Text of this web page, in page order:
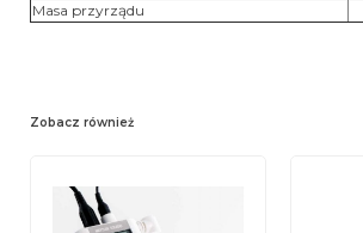
Masa przyrządu
Zobacz również